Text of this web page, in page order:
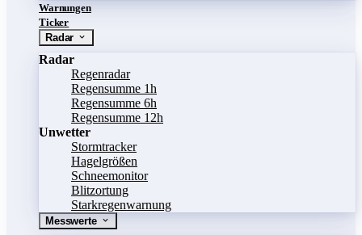
Warnungen
Ticker
Radar
Radar
Regenradar
Regensumme 1h
Regensumme 6h
Regensumme 12h
Unwetter
Stormtracker
Hagelgrößen
Schneemonitor
Blitzortung
Starkregenwarnung
Messwerte